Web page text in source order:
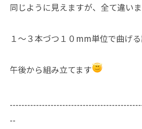
同じように見えますが、全て違いま
１～３本づつ１０mm単位で曲げ
午後から組み立てます
--